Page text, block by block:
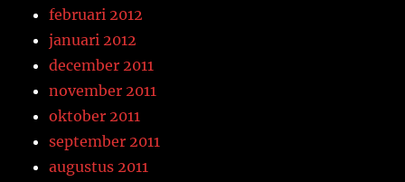
februari 2012
januari 2012
december 2011
november 2011
oktober 2011
september 2011
augustus 2011